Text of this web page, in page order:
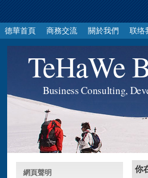
德華首頁 商務交流 關於我們 联络
TeHaWe
Business Consulting,
網頁聲明 你